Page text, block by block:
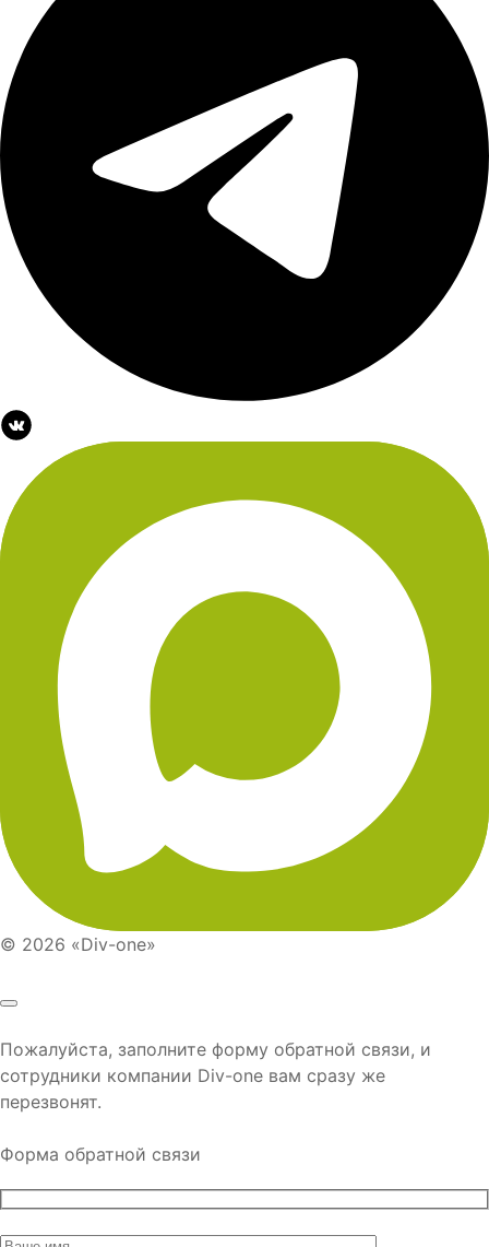
© 2026 «Div-one»
Пожалуйста, заполните форму обратной связи, и
сотрудники компании Div-one вам сразу же
перезвонят.
Форма обратной связи